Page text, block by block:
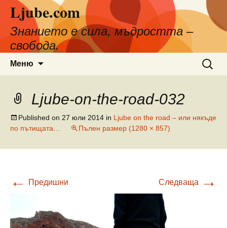
съдържанието
Ljube.com
Знанието е сила, мъдростта –
свобода.
Меню
за:
Ljube-on-the-road-032
Published on 27 юли 2014 in Ljube on the road – или някъде
по пътищата…
Пълен размер (1280 × 857)
← Предишни Следваща →